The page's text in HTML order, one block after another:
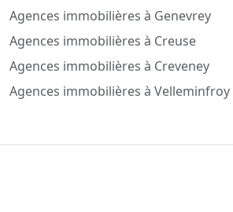
Agences immobilières à Genevrey
Agences immobilières à Creuse
Agences immobilières à Creveney
Agences immobilières à Velleminfroy